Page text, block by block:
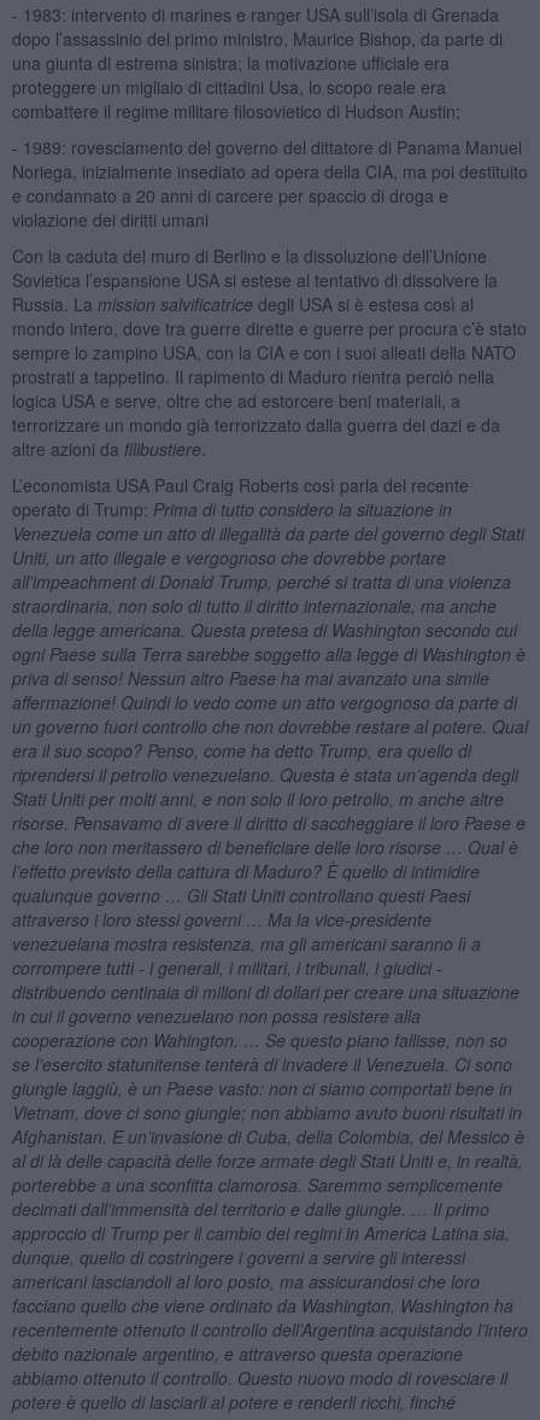
- 1983: intervento di marines e ranger USA sull’isola di Grenada
dopo l’assassinio del primo ministro, Maurice Bishop, da parte di
una giunta di estrema sinistra; la motivazione ufficiale era
proteggere un migliaio di cittadini Usa, lo scopo reale era
combattere il regime militare filosovietico di Hudson Austin;
- 1989: rovesciamento del governo del dittatore di Panama Manuel
Noriega, inizialmente insediato ad opera della CIA, ma poi destituito
e condannato a 20 anni di carcere per spaccio di droga e
violazione dei diritti umani
Con la caduta del muro di Berlino e la dissoluzione dell’Unione
Sovietica l’espansione USA si estese al tentativo di dissolvere la
Russia. La mission salvificatrice degli USA si è estesa così al
mondo intero, dove tra guerre dirette e guerre per procura c’è stato
sempre lo zampino USA, con la CIA e con i suoi alleati della NATO
prostrati a tappetino. Il rapimento di Maduro rientra perciò nella
logica USA e serve, oltre che ad estorcere beni materiali, a
terrorizzare un mondo già terrorizzato dalla guerra dei dazi e da
altre azioni da filibustiere
L’economista USA Paul Craig Roberts così parla del recente
operato di Trump: Prima di tutto considero la situazione in
Venezuela come un atto di illegalità da parte del governo degli Stati
Uniti, un atto illegale e vergognoso che dovrebbe portare
all’impeachment di Donald Trump, perché si tratta di una violenza
straordinaria, non solo di tutto il diritto internazionale, ma anche
della legge americana. Questa pretesa di Washington secondo cui
ogni Paese sulla Terra sarebbe soggetto alla legge di Washington è
priva di senso! Nessun altro Paese ha mai avanzato una simile
affermazione! Quindi lo vedo come un atto vergognoso da parte di
un governo fuori controllo che non dovrebbe restare al potere. Qual
era il suo scopo? Penso, come ha detto Trump, era quello di
riprendersi il petrolio venezuelano. Questa è stata un’agenda degli
Stati Uniti per molti anni, e non solo il loro petrolio, m anche altre
risorse. Pensavamo di avere il diritto di saccheggiare il loro Paese e
che loro non meritassero di beneficiare delle loro risorse … Qual è
l’effetto previsto della cattura di Maduro? È quello di intimidire
qualunque governo … Gli Stati Uniti controllano questi Paesi
attraverso i loro stessi governi … Ma la vice-presidente
venezuelana mostra resistenza, ma gli americani saranno lì a
corrompere tutti - i generali, i militari, i tribunali, i giudici -
distribuendo centinaia di milioni di dollari per creare una situazione
in cui il governo venezuelano non possa resistere alla
cooperazione con Wahington. … Se questo piano fallisse, non so
se l’esercito statunitense tenterà di invadere il Venezuela. Ci sono
giungle laggiù, è un Paese vasto: non ci siamo comportati bene in
Vietnam, dove ci sono giungle; non abbiamo avuto buoni risultati in
Afghanistan. E un’invasione di Cuba, della Colombia, del Messico è
al di là delle capacità delle forze armate degli Stati Uniti e, in realtà,
porterebbe a una sconfitta clamorosa. Saremmo semplicemente
decimati dall’immensità del territorio e dalle giungle. … Il primo
approccio di Trump per il cambio dei regimi in America Latina sia,
dunque, quello di costringere i governi a servire gli interessi
americani lasciandoli al loro posto, ma assicurandosi che loro
facciano quello che viene ordinato da Washington. Washington ha
recentemente ottenuto il controllo dell’Argentina acquistando l’intero
debito nazionale argentino, e attraverso questa operazione
abbiamo ottenuto il controllo. Questo nuovo modo di rovesciare il
potere è quello di lasciarli al potere e renderli ricchi, finché